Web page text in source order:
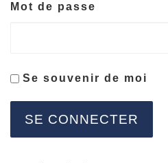
Mot de passe
Se souvenir de moi
SE CONNECTER